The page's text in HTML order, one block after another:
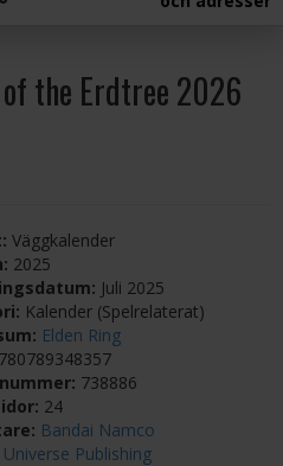
the Erdtree 2026
Väggkalender
2025
Juli 2025
Kalender (Spelrelaterat)
Elden Ring
738886
24
Bandai Namco
Universe Publishing